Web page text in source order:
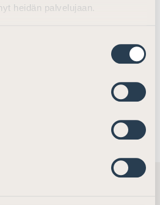
heidän palvelujaan.
sinulle yksittäistä